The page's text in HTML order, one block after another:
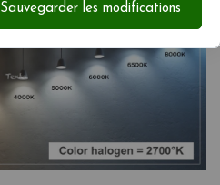
Sauvegarder les modifications